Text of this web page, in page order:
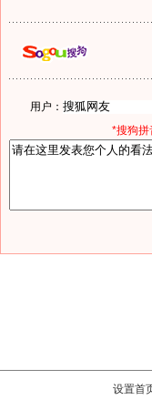
用户：
*搜狗拼
设置首